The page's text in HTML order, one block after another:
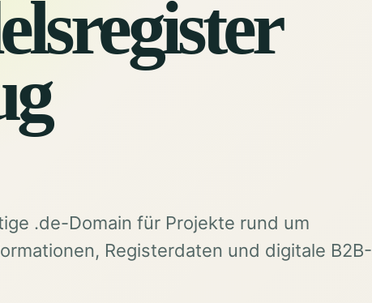
.de-Domain für Projekte rund um
Registerdaten und digitale B2B-